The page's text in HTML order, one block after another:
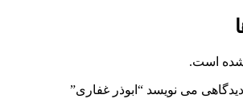
است.
می نویسد “ابوذر غفاری”